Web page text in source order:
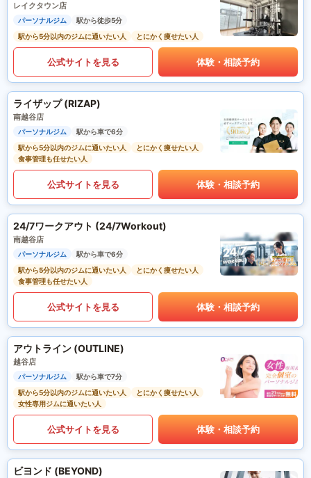
レイクタウン店
パーソナルジム
駅から徒歩5分
駅から5分以内のジムに通いたい人
とにかく痩せたい人
公式サイトを見る 体験・相談予約
ライザップ (RIZAP)
南越谷店
パーソナルジム
駅から車で6分
駅から5分以内のジムに通いたい人
とにかく痩せたい人
食事管理も任せたい人
公式サイトを見る 体験・相談予約
24/7ワークアウト (24/7Workout)
南越谷店
パーソナルジム
駅から車で6分
駅から5分以内のジムに通いたい人
とにかく痩せたい人
食事管理も任せたい人
公式サイトを見る 体験・相談予約
アウトライン (OUTLINE)
越谷店
パーソナルジム
駅から車で7分
駅から5分以内のジムに通いたい人
とにかく痩せたい人
女性専用ジムに通いたい人
公式サイトを見る 体験・相談予約
ビヨンド (BEYOND)